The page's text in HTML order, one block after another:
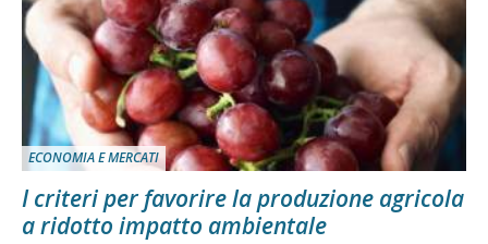
ECONOMIA E MERCATI
I criteri per favorire la produzione agricola
a ridotto impatto ambientale